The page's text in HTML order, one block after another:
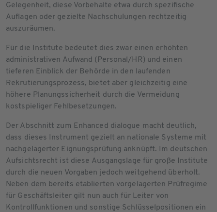
Gelegenheit, diese Vorbehalte etwa durch spezifische
Auflagen oder gezielte Nachschulungen rechtzeitig
auszuräumen.
Für die Institute bedeutet dies zwar einen erhöhten
administrativen Aufwand (Personal/HR) und einen
tieferen Einblick der Behörde in den laufenden
Rekrutierungsprozess, bietet aber gleichzeitig eine
höhere Planungssicherheit durch die Vermeidung
kostspieliger Fehlbesetzungen.
Der Abschnitt zum Enhanced dialogue macht deutlich,
dass dieses Instrument gezielt an nationale Systeme mit
nachgelagerter Eignungsprüfung anknüpft. Im deutschen
Aufsichtsrecht ist diese Ausgangslage für große Institute
durch die neuen Vorgaben jedoch weitgehend überholt.
Neben dem bereits etablierten vorgelagerten Prüfregime
für Geschäftsleiter gilt nun auch für Leiter von
Kontrollfunktionen und sonstige Schlüsselpositionen ein